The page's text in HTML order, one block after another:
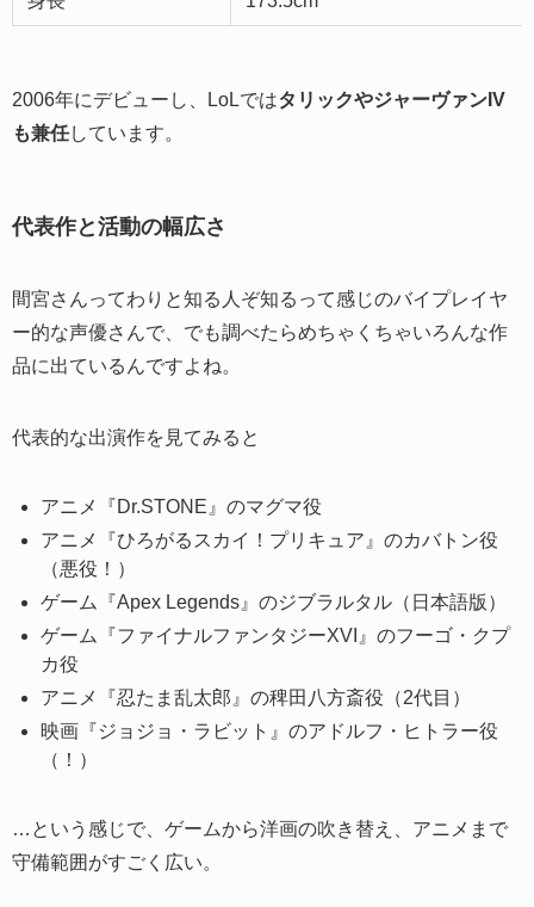
2006年にデビューし、LoLではタリックやジャーヴァンIV
も兼任しています。
代表作と活動の幅広さ
間宮さんってわりと知る人ぞ知るって感じのバイプレイヤ
ー的な声優さんで、でも調べたらめちゃくちゃいろんな作
品に出ているんですよね。
代表的な出演作を見てみると
アニメ『Dr.STONE』のマグマ役
アニメ『ひろがるスカイ！プリキュア』のカバトン役
（悪役！）
ゲーム『Apex Legends』のジブラルタル（日本語版）
ゲーム『ファイナルファンタジーXVI』のフーゴ・クプ
カ役
アニメ『忍たま乱太郎』の稗田八方斎役（2代目）
映画『ジョジョ・ラビット』のアドルフ・ヒトラー役
（！）
…という感じで、ゲームから洋画の吹き替え、アニメまで
守備範囲がすごく広い。